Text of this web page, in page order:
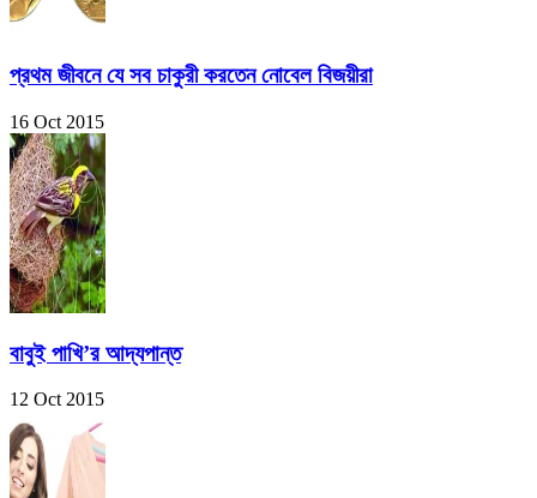
প্রথম জীবনে যে সব চাকুরী করতেন নোবেল বিজয়ীরা
16 Oct 2015
বাবুই পাখি’র আদ্যপান্ত
12 Oct 2015